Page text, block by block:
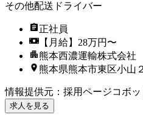
その他配送ドライバー
正社員
【月給】28万円〜
熊本西濃運輸株式会社
熊本県熊本市東区小山
情報提供元 ： 採用ページコボッ
求人を見る